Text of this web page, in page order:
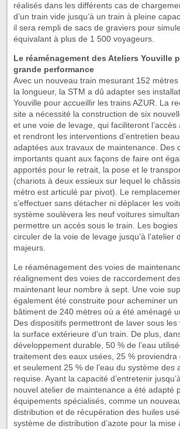
réalisés dans les différents cas de
d’un train vide jusqu’à un train à pleine
il sera rempli de sacs de graviers pour
équivalant à plus de 1 500 voyageurs.
Le réaménagement des Ateliers Youville
grande performance
Avec un nouveau train mesurant 152
la longueur, la STM a dû adapter ses
Youville pour accueillir les trains AZUR. La
site a nécessité la construction de six
et une voie de levage, qui faciliteront
et rendront les interventions d’entretien
adaptées aux travaux de maintenance. Des
importants quant aux façons de faire ont
apportés pour le retrait, la pose et le
(chariots à deux essieux sur lequel le
métro est articulé par pivot). Le
s’effectuer sans détacher ni déplacer les
système soulèvera les neuf voitures
permettre un accès sous le train. Les
circuler de la voie de levage jusqu’à l’atelier
majeurs.
Le réaménagement des voies de
réalignement des voies de raccordement
maintenant leur nombre à sept. Une voie
également été construite pour acheminer un
bâtiment de 240 mètres où a été aménagé
Des dispositifs permettront de laver sous les
la surface extérieure d’un train. De plus,
développement durable, 50 % de l’eau
traitement des eaux usées, 25 % proviendra
et seulement 25 % de l’eau du système des
requise. Ayant la capacité d’entretenir
nouvel atelier de maintenance a été adapté
équipements spécialisés, comme un
distribution et de récupération des huiles
système de distribution d’azote pour la mise